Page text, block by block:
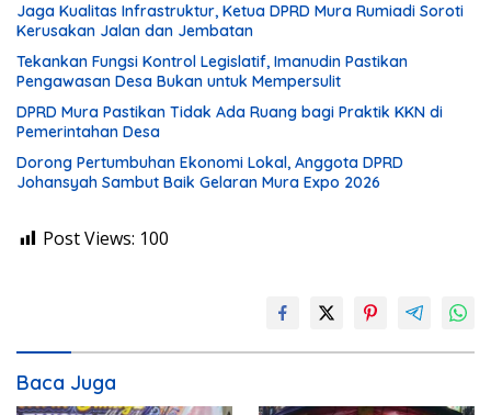
Jaga Kualitas Infrastruktur, Ketua DPRD Mura Rumiadi Soroti
Kerusakan Jalan dan Jembatan
Tekankan Fungsi Kontrol Legislatif, Imanudin Pastikan
Pengawasan Desa Bukan untuk Mempersulit
DPRD Mura Pastikan Tidak Ada Ruang bagi Praktik KKN di
Pemerintahan Desa
Dorong Pertumbuhan Ekonomi Lokal, Anggota DPRD
Johansyah Sambut Baik Gelaran Mura Expo 2026
Post Views: 100
Baca Juga